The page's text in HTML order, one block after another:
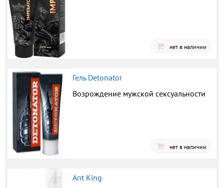
нет в наличии
Гель Detonator
Возрождение мужской сексуальности
нет в наличии
Ant King